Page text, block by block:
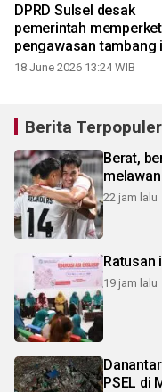
DPRD Sulsel desak
pemerintah
pengawasan tambang
18 June 2026 13:24 WIB
Berita Terpopuler
Berat,
22 jam lalu
Ratusan
19 jam lalu
PSEL di